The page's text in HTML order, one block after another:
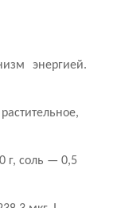
энергией.
г, соль — 0,5